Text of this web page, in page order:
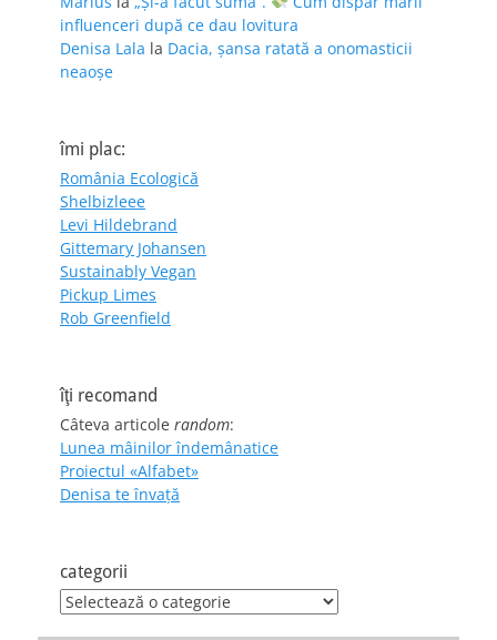
influenceri după ce dau lovitura
Denisa Lala la Dacia, șansa ratată a onomasticii
neaoșe
îmi plac:
România Ecologică
Shelbizleee
Levi Hildebrand
Gittemary Johansen
Sustainably Vegan
Pickup Limes
Rob Greenfield
îţi recomand
Câteva articole random:
Lunea mâinilor îndemânatice
Proiectul «Alfabet»
Denisa te învaţă
categorii
categorii